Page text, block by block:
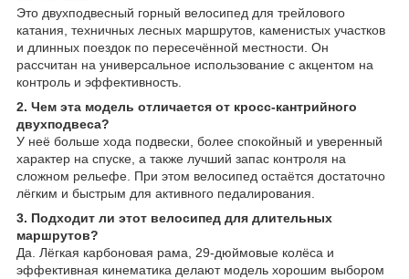
Это двухподвесный горный велосипед для трейлового
катания, техничных лесных маршрутов, каменистых участков
и длинных поездок по пересечённой местности. Он
рассчитан на универсальное использование с акцентом на
контроль и эффективность.
2. Чем эта модель отличается от кросс-кантрийного
двухподвеса?
У неё больше хода подвески, более спокойный и уверенный
характер на спуске, а также лучший запас контроля на
сложном рельефе. При этом велосипед остаётся достаточно
лёгким и быстрым для активного педалирования.
3. Подходит ли этот велосипед для длительных
маршрутов?
Да. Лёгкая карбоновая рама, 29-дюймовые колёса и
эффективная кинематика делают модель хорошим выбором